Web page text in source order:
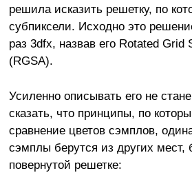
решила исказить решетку, по
субпиксели. Исходно это
раз 3dfx, назвав его Rotated Grid
(RGSA).
Усиленно описывать его не
сказать, что принципы, по
сравнение цветов сэмплов,
сэмплы берутся из других мест,
повернутой решетке: